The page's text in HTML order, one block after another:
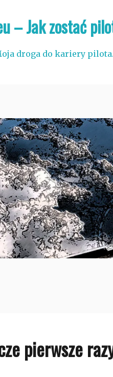
– Jak zostać
droga do kariery
pierwsze